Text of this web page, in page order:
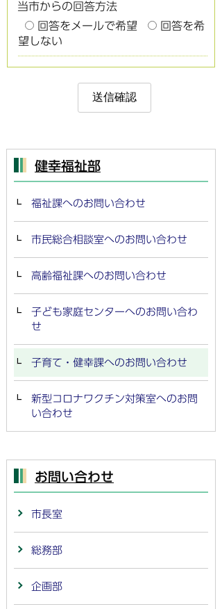
当市からの回答方法
回答をメールで希望
回答を希
望しない
健幸福祉部
福祉課へのお問い合わせ
市民総合相談室へのお問い合わせ
高齢福祉課へのお問い合わせ
子ども家庭センターへのお問い合わ
せ
子育て・健幸課へのお問い合わせ
新型コロナワクチン対策室へのお問
い合わせ
お問い合わせ
市長室
総務部
企画部